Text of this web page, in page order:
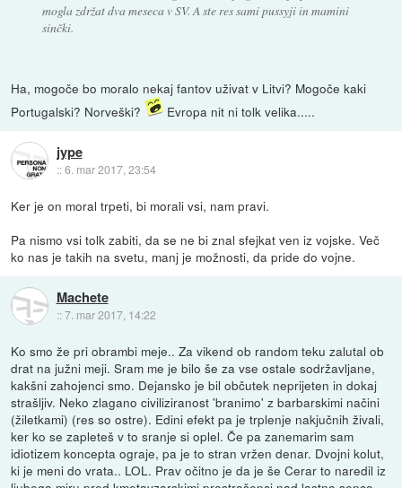
mogla zdržat dva meseca v SV. A ste res sami pussyji in mamini
sinčki.
Ha, mogoče bo moralo nekaj fantov uživat v Litvi? Mogoče kaki
Portugalski? Norveški?
Evropa nit ni tolk velika.....
jype
::6. mar 2017, 23:54
Ker je on moral trpeti, bi morali vsi, nam pravi.
Pa nismo vsi tolk zabiti, da se ne bi znal sfejkat ven iz vojske. Več
ko nas je takih na svetu, manj je možnosti, da pride do vojne.
Machete
::7. mar 2017, 14:22
Ko smo že pri obrambi meje.. Za vikend ob random teku zalutal ob
drat na južni meji. Sram me je bilo še za vse ostale sodržavljane,
kakšni zahojenci smo. Dejansko je bil občutek neprijeten in dokaj
strašljiv. Neko zlagano civiliziranost 'branimo' z barbarskimi načini
(žiletkami) (res so ostre). Edini efekt pa je trplenje nakjučnih živali,
ker ko se zapleteš v to sranje si oplel. Če pa zanemarim sam
idiotizem koncepta ograje, pa je to stran vržen denar. Dvojni kolut,
ki je meni do vrata.. LOL. Prav očitno je da je še Cerar to naredil iz